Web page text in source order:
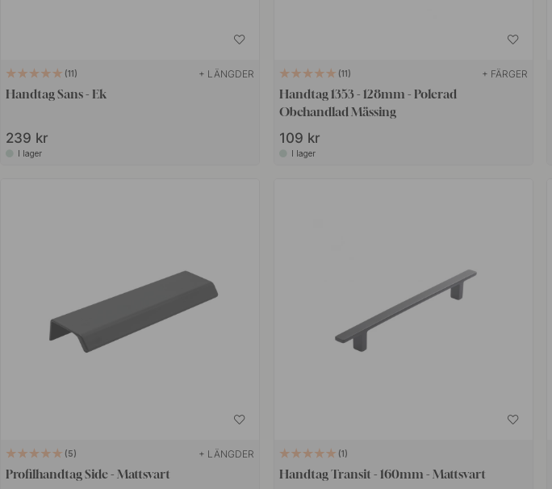
11 + LÄNGDER
Handtag Sans - Ek
239 kr
I lager
11 + FÄRGER
Handtag 1353 - 128mm - Polerad
Obehandlad Mässing
109 kr
I lager
5 + LÄNGDER
Profilhandtag Side - Mattsvart
1
Handtag Transit - 160mm - Mattsvart